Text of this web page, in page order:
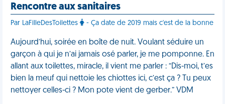
Rencontre aux sanitaires
Par LaFilleDesToilettes - Ça date de 2019 mais c'est de la bonne
Aujourd’hui, soirée en boîte de nuit. Voulant séduire un
garçon à qui je n’ai jamais osé parler, je me pomponne. En
allant aux toilettes, miracle, il vient me parler : “Dis-moi, t’es
bien la meuf qui nettoie les chiottes ici, c’est ça ? Tu peux
nettoyer celles-ci ? Mon pote vient de gerber.” VDM